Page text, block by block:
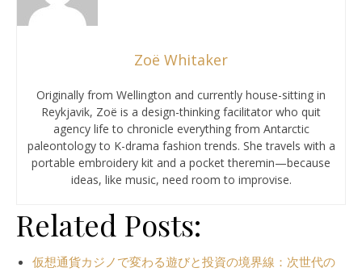
Zoë Whitaker
Originally from Wellington and currently house-sitting in
Reykjavik, Zoë is a design-thinking facilitator who quit
agency life to chronicle everything from Antarctic
paleontology to K-drama fashion trends. She travels with a
portable embroidery kit and a pocket theremin—because
ideas, like music, need room to improvise.
Related Posts:
仮想通貨カジノで変わる遊びと投資の境界線：次世代の